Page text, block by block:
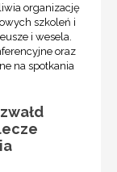
organizację
szkoleń i
i wesela.
oraz
na spotkania